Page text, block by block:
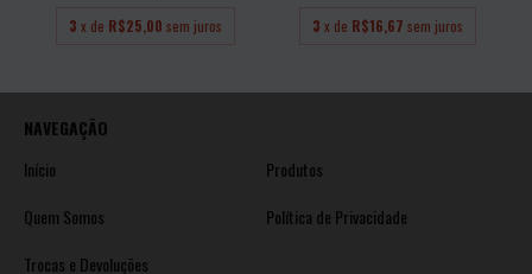
3 x de R$25,00 sem juros 3 x de R$16,67 sem juros
NAVEGAÇÃO
Início
Produtos
Quem Somos
Política de Privacidade
Trocas e Devoluções